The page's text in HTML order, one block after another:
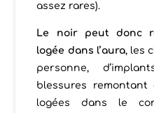
assez rares).
Le noir peut donc
logée dans l’aura, les
personne,
blessures
logées dans le